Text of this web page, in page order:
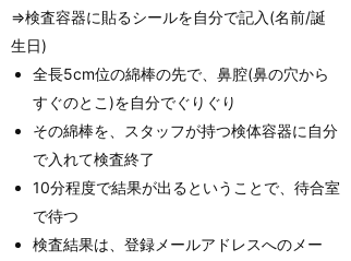
⇒検査容器に貼るシールを自分で記入(名前/誕
生日)
全長5cm位の綿棒の先で、鼻腔(鼻の穴から
すぐのとこ)を自分でぐりぐり
その綿棒を、スタッフが持つ検体容器に自分
で入れて検査終了
10分程度で結果が出るということで、待合室
で待つ
検査結果は、登録メールアドレスへのメー